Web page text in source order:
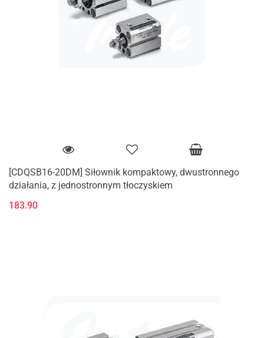
[CDQSB16-20DM] Siłownik kompaktowy, dwustronnego
działania, z jednostronnym tłoczyskiem
183.90